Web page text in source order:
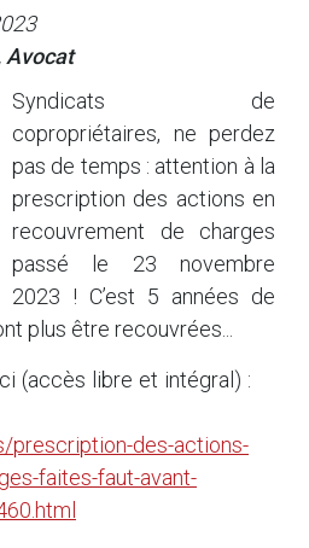
Avocat
Syndicats de
copropriétaires, ne perdez
pas de temps : attention à la
prescription des actions en
recouvrement de charges
passé le 23 novembre
2023 ! C’est 5 années de
plus être recouvrées...
(accès libre et intégral) :
prescription-des-actions-
faites-faut-avant-